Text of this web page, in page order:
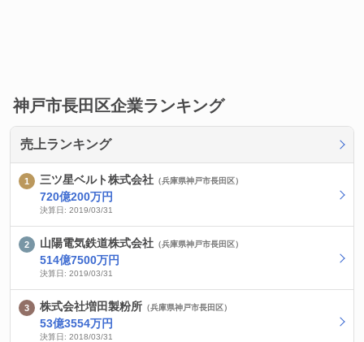
神戸市長田区企業ランキング
売上ランキング
三ツ星ベルト株式会社 （兵庫県神戸市長田区）
720億200万円
決算日: 2019/03/31
山陽電気鉄道株式会社 （兵庫県神戸市長田区）
514億7500万円
決算日: 2019/03/31
株式会社増田製粉所 （兵庫県神戸市長田区）
53億3554万円
決算日: 2018/03/31